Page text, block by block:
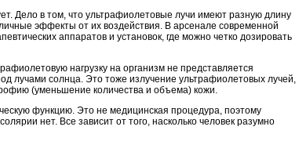
Дело в том, что ультрафиолетовые лучи имеют разную длину
эффекты от их воздействия. В арсенале современной
аппаратов и установок, где можно четко дозировать
нагрузку на организм не представляется
лучами солнца. Это тоже излучение ультрафиолетовых лучей,
(уменьшение количества и объема) кожи.
функцию. Это не медицинская процедура, поэтому
нет. Все зависит от того, насколько человек разумно